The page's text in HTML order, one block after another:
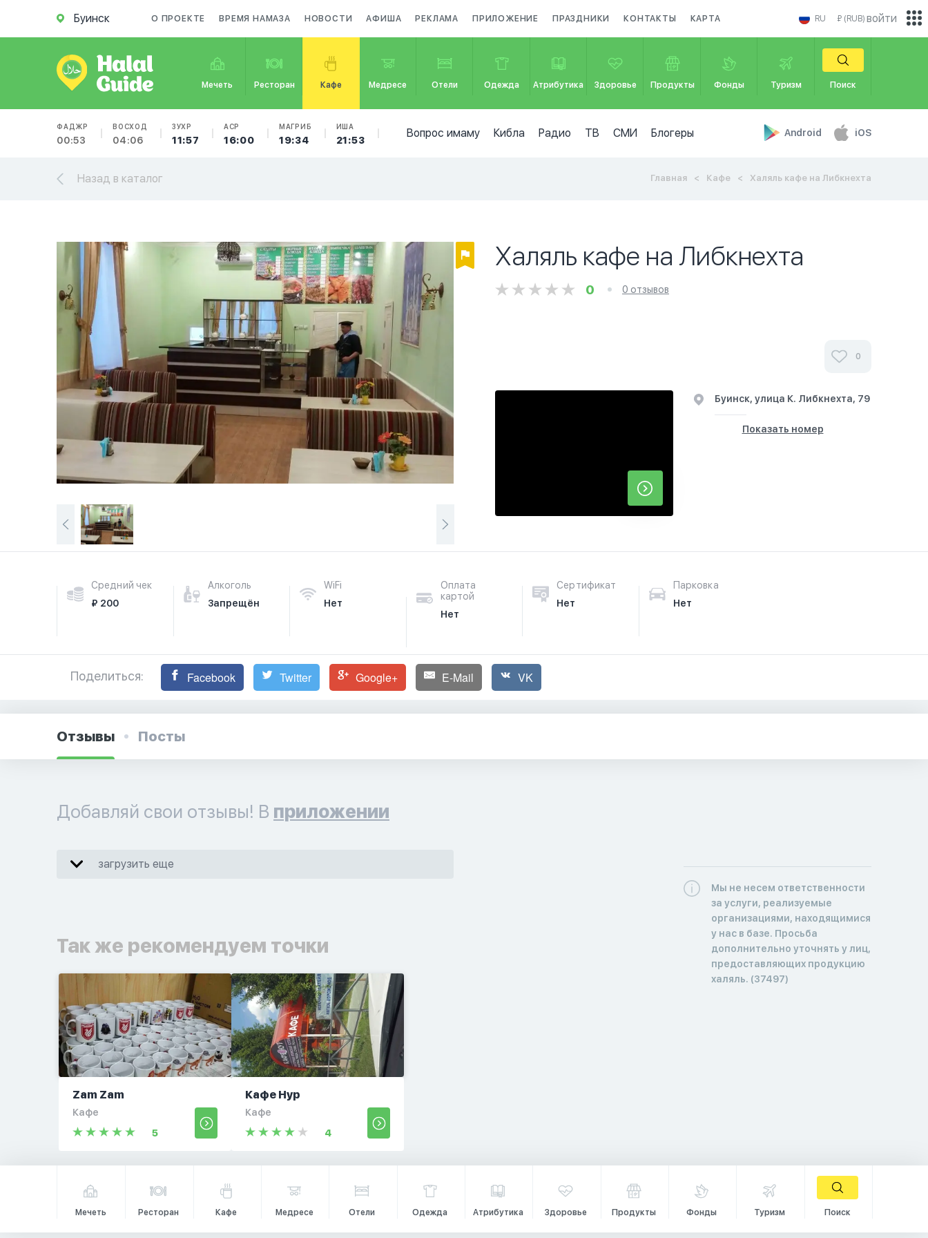
Буинск О ПРОЕКТЕ ВРЕМЯ НАМАЗА НОВОСТИ АФИША РЕКЛАМА ПРИЛОЖЕНИЕ ПРАЗДНИКИ КОНТАКТЫ КАРТА RU ₽ (RUB)
Мечеть Ресторан Кафе Медресе Отели Одежда Атрибутика Здоровье Продукты Фонды Туризм Поиск
ФАДЖР
00:53
ВОСХОД
04:06
ЗУХР
11:57
АСР
16:00
МАГРИБ
19:34
ИША
21:53
Вопрос имаму Кибла Радио ТВ СМИ Блогеры Android iOS
войти
Назад в каталог Главная Кафе Халяль кафе на Либкнехта
Халяль кафе на Либкнехта
0 0 отзывов
0
Буинск, улица К. Либкнехта, 79
Показать номер
Средний чек
₽ 200
Алкоголь
Запрещён
WiFi
Нет
Оплата
картой
Нет
Сертификат
Нет
Парковка
Нет
Поделиться: Facebook Twitter Google+ E-Mail VK
Отзывы Посты
Добавляй свои отзывы! В приложении
загрузить еще
Так же рекомендуем точки
Zam Zam
Кафе
5
Кафе Нур
Кафе
4
Мы не несем ответственности
за услуги, реализуемые
организациями, находящимися
у нас в базе. Просьба
дополнительно уточнять у лиц,
предоставляющих продукцию
халяль. (37497)
Мечеть Ресторан Кафе Медресе Отели Одежда Атрибутика Здоровье Продукты Фонды Туризм Поиск